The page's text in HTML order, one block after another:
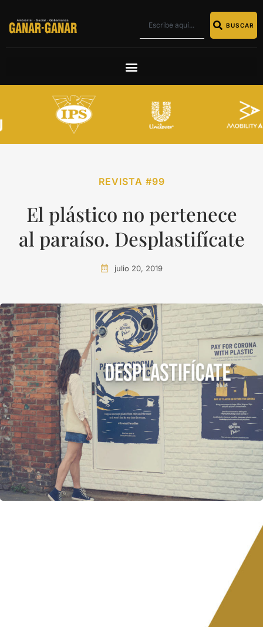
BUSCAR
REVISTA #99
El plástico no pertenece
al paraíso. Desplastifícate
julio 20, 2019